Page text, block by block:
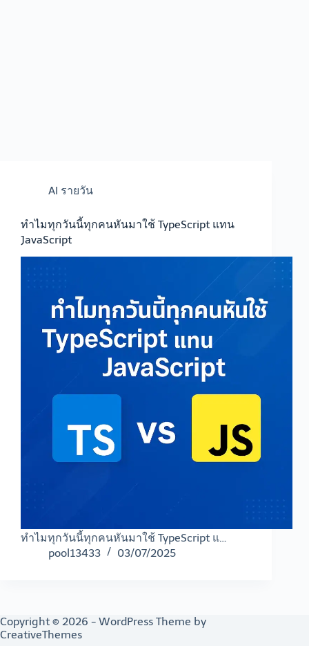
AI รายวัน
ทำไมทุกวันนี้ทุกคนหันมาใช้ TypeScript แทน
JavaScript
ทำไมทุกวันนี้ทุกคนหันมาใช้ TypeScript แ…
pool13433
03/07/2025
Copyright © 2026 - WordPress Theme by
CreativeThemes